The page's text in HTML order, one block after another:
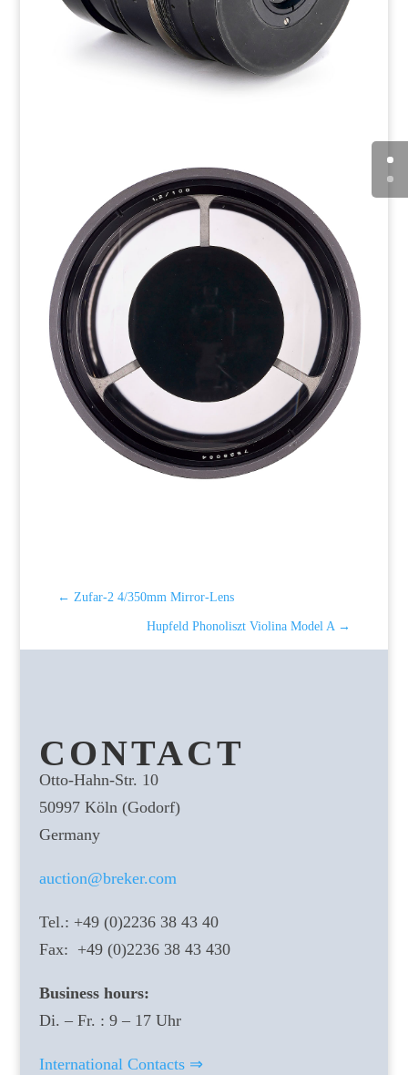
← Zufar-2 4/350mm Mirror-Lens
Hupfeld Phonoliszt Violina Model A →
CONTACT
Otto-Hahn-Str. 10
50997 Köln (Godorf)
Germany
auction@breker.com
Tel.: +49 (0)2236 38 43 40
Fax: +49 (0)2236 38 43 430
Business hours:
Di. – Fr. : 9 – 17 Uhr
International Contacts ⇒